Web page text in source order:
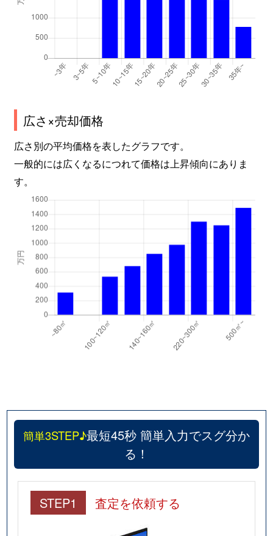
広さ×売却価格
広さ別の平均価格を表したグラフです。
一般的には広くなるにつれて価格は上昇傾向にありま
す。
簡単3STEP♪最短45秒 簡単入力でスグ分か
る！
STEP1 査定を依頼する